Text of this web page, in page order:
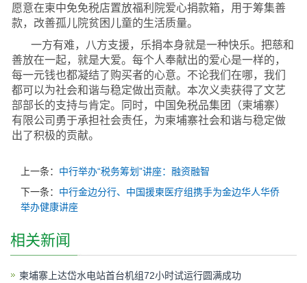
愿意在柬中免免税店置放福利院爱心捐款箱，用于筹集善
款，改善孤儿院贫困儿童的生活质量。
一方有难，八方支援，乐捐本身就是一种快乐。把慈和
善放在一起，就是大爱。每个人奉献出的爱心是一样的，
每一元钱也都凝结了购买者的心意。不论我们在哪，我们
都可以为社会和谐与稳定做出贡献。本次义卖获得了文艺
部部长的支持与肯定。同时，中国免税品集团（柬埔寨）
有限公司勇于承担社会责任，为柬埔寨社会和谐与稳定做
出了积极的贡献。
上一条： 中行举办“税务筹划”讲座：融资融智
下一条： 中行金边分行、中国援柬医疗组携手为金边华人华侨
举办健康讲座
相关新闻
柬埔寨上达岱水电站首台机组72小时试运行圆满成功